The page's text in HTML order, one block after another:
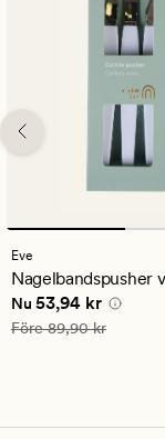
Eve
Nagelbandspusher
Nuvarande pris
Nu 53,94 kr
Ordinarie pris
Före89,90 kr